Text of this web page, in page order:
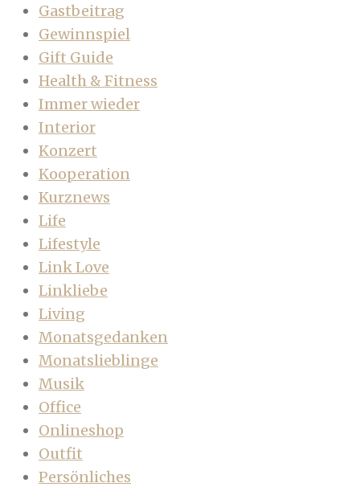
Gastbeitrag
Gewinnspiel
Gift Guide
Health & Fitness
Immer wieder
Interior
Konzert
Kooperation
Kurznews
Life
Lifestyle
Link Love
Linkliebe
Living
Monatsgedanken
Monatslieblinge
Musik
Office
Onlineshop
Outfit
Persönliches